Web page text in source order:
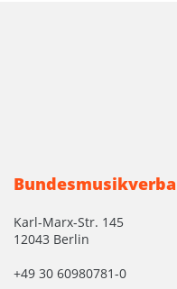
Karl-Marx-Str. 145
12043 Berlin
+49 30 60980781-0